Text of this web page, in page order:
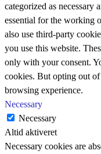
categorized as necessary
essential for the working
also use third-party
you use this website.
only with your consent.
cookies. But opting out
browsing experience.
Necessary
Necessary
Altid aktiveret
Necessary cookies are